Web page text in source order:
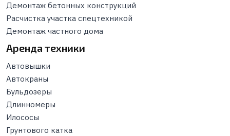
Демонтаж бетонных конструкций
Расчистка участка спецтехникой
Демонтаж частного дома
Аренда техники
Автовышки
Автокраны
Бульдозеры
Длинномеры
Илососы
Грунтового катка